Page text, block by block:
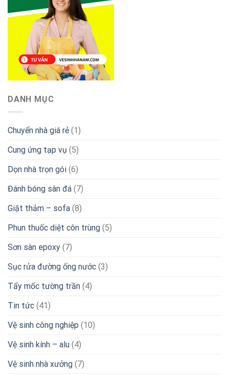
DANH MỤC
Chuyển nhà giá rẻ (1)
Cung ứng tạp vụ (5)
Dọn nhà trọn gói (6)
Đánh bóng sàn đá (7)
Giặt thảm – sofa (8)
Phun thuốc diệt côn trùng (5)
Sơn sàn epoxy (7)
Sục rửa đường ống nước (3)
Tẩy mốc tường trần (4)
Tin tức (41)
Vệ sinh công nghiệp (10)
Vệ sinh kính – alu (4)
Vệ sinh nhà xưởng (7)